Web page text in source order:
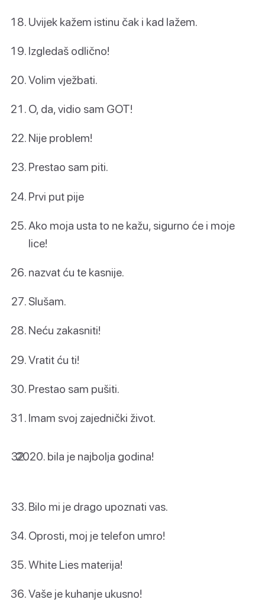
Uvijek kažem istinu čak i kad lažem.
Izgledaš odlično!
Volim vježbati.
O, da, vidio sam GOT!
Nije problem!
Prestao sam piti.
Prvi put pije
Ako moja usta to ne kažu, sigurno će i moje
lice!
nazvat ću te kasnije.
Slušam.
Neću zakasniti!
Vratit ću ti!
Prestao sam pušiti.
Imam svoj zajednički život.
bila je najbolja godina!
Bilo mi je drago upoznati vas.
Oprosti, moj je telefon umro!
White Lies materija!
Vaše je kuhanje ukusno!